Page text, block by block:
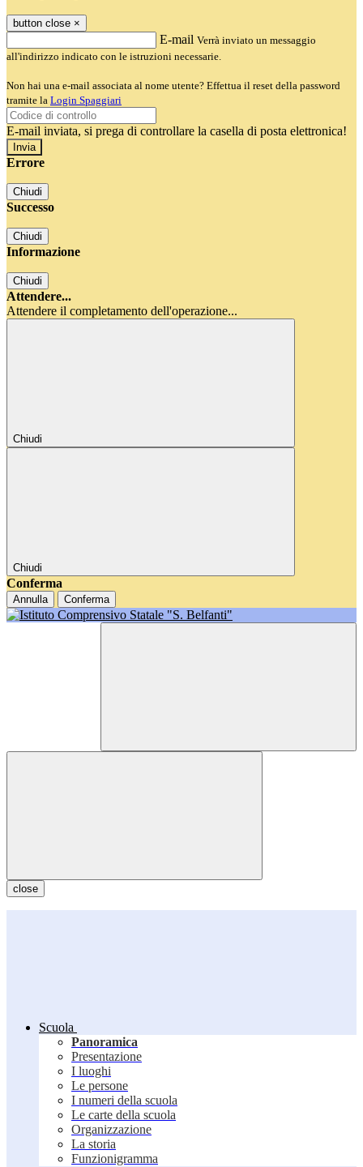
button close ×
E-mail Verrà inviato un messaggio
all'indirizzo indicato con le istruzioni necessarie.
Non hai una e-mail associata al nome utente? Effettua il reset della password
tramite la Login Spaggiari
E-mail inviata, si prega di controllare la casella di posta elettronica!
Errore
Chiudi
Successo
Chiudi
Informazione
Chiudi
Attendere...
Attendere il completamento dell'operazione...
Chiudi
Chiudi
Conferma
Annulla Conferma
close
Scuola
Panoramica
Presentazione
I luoghi
Le persone
I numeri della scuola
Le carte della scuola
Organizzazione
La storia
Funzionigramma